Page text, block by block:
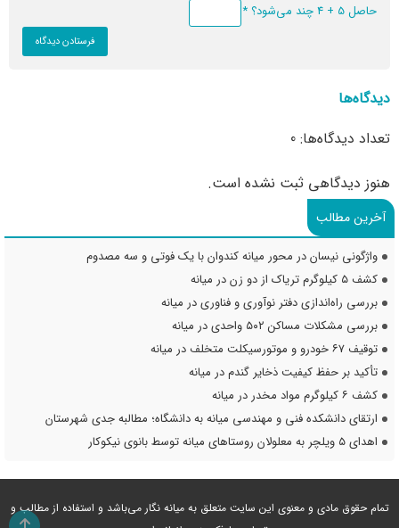
حاصل 5 + 4 چند می‌شود؟ *
دیدگاه‌ها
تعداد دیدگاه‌ها: 0
هنوز دیدگاهی ثبت نشده است.
آخرین مطالب
واژگونی نیسان در محور میانه کندوان با یک فوتی و سه مصدوم
کشف ۵ کیلوگرم تریاک از دو زن در میانه
بررسی راه‌اندازی دفتر نوآوری و فناوری در میانه
بررسی مشکلات مساکن ۵۰۲ واحدی در میانه
توقیف ۶۷ خودرو و موتورسیکلت متخلف در میانه
تأکید بر حفظ کیفیت ذخایر گندم در میانه
کشف ۶ کیلوگرم مواد مخدر در میانه
ارتقای دانشکده فنی و مهندسی میانه به دانشگاه؛ مطالبه جدی شهرستان
اهدای ۵ ویلچر به معلولان روستاهای میانه توسط بانوی نیکوکار
تمام حقوق مادی و معنوی این سایت متعلق به میانه نگار می‌باشد و استفاده از مطالب و